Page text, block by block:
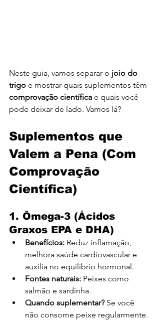
Neste guia, vamos separar o joio do
trigo e mostrar quais suplementos têm
comprovação científica e quais você
pode deixar de lado. Vamos lá?
Suplementos que
Valem a Pena (Com
Comprovação
Científica)
1. Ômega-3 (Ácidos
Graxos EPA e DHA)
Benefícios: Reduz inflamação,
melhora saúde cardiovascular e
auxilia no equilíbrio hormonal.
Fontes naturais: Peixes como
salmão e sardinha.
Quando suplementar? Se você
não consome peixe regularmente.